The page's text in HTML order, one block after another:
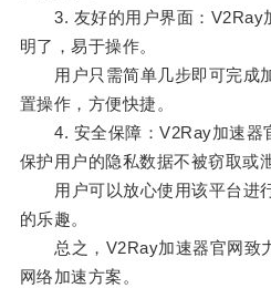
3. 友好的用户界面：V2Ray
明了，易于操作。
用户只需简单几步即可完成
置操作，方便快捷。
4. 安全保障：V2Ray加速器
保护用户的隐私数据不被窃取或
用户可以放心使用该平台进
的乐趣。
总之，V2Ray加速器官网致
网络加速方案。